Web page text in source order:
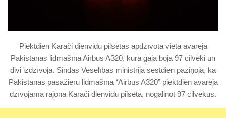
Piektdien Karači dienvidu pilsētas apdzīvotā vietā avarēja
Pakistānas lidmašīna Airbus A320, kurā gāja bojā 97 cilvēki un
divi izdzīvoja. Sindas Veselības ministrija sestdien paziņoja, ka
Pakistānas pasažieru lidmašīna “Airbus A320” piektdien avarēja
dzīvojamā rajonā Karači dienvidu pilsētā, nogalinot 97 cilvēkus.